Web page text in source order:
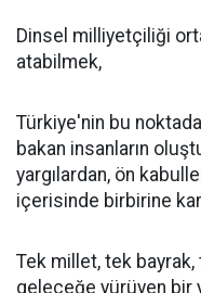
Dinsel milliyetçiliği
atabilmek,
Türkiye'nin bu
bakan insanların
yargılardan, ön
içerisinde birbirine
Tek millet, tek bayrak,
geleceğe yürüyen bir